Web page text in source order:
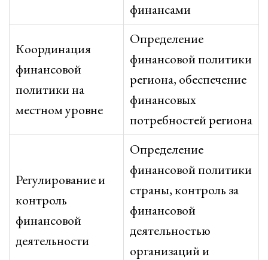
финансами
Координация
финансовой
политики на
местном уровне
Определение
финансовой политики
региона, обеспечение
финансовых
потребностей региона
Регулирование и
контроль
финансовой
деятельности
Определение
финансовой политики
страны, контроль за
финансовой
деятельностью
организаций и